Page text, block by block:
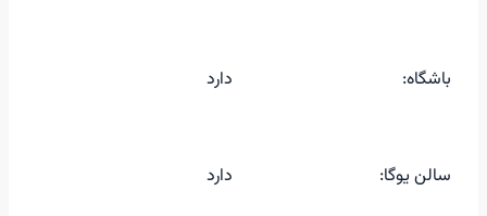
باشگاه: دارد
سالن یوگا: دارد